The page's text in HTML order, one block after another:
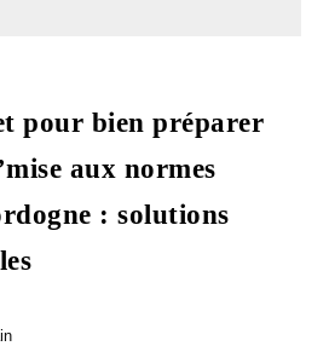
pour bien préparer
aux normes
: solutions